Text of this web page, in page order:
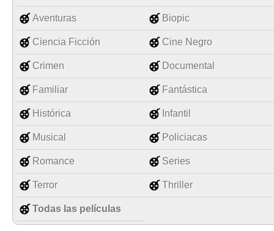
Aventuras Biopic
Ciencia Ficción Cine Negro
Crimen Documental
Familiar Fantástica
Histórica Infantil
Musical Policiacas
Romance Series
Terror Thriller
Todas las películas